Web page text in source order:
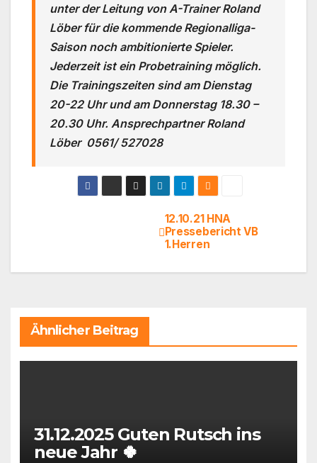
unter der Leitung von A-Trainer Roland
Löber für die kommende Regionalliga-
Saison noch ambitionierte Spieler.
Jederzeit ist ein Probetraining möglich.
Die Trainingszeiten sind am Dienstag
20-22 Uhr und am Donnerstag 18.30 –
20.30 Uhr. Ansprechpartner Roland
Löber 0561/ 527028
Beitragsnavigation
12.10.21 HNA
Pressebericht VB
1.Herren
Ähnlicher Beitrag
31.12.2025 Guten Rutsch ins
neue Jahr 🍀